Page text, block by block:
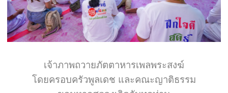
เจ้าภาพถวายภัตตาหารเพลพระสงฆ์
โดยครอบครัวพูลเดช และคณะญาติธรรม